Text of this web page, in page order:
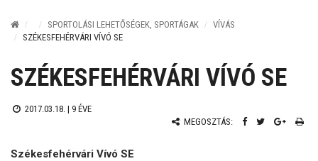
SPORTOLÁSI LEHETŐSÉGEK, SPORTÁGAK
VÍVÁS
SZÉKESFEHÉRVÁRI VÍVÓ SE
SZÉKESFEHÉRVÁRI VÍVÓ SE
2017.03.18. | 9 ÉVE
MEGOSZTÁS:
Székesfehérvári Vívó SE